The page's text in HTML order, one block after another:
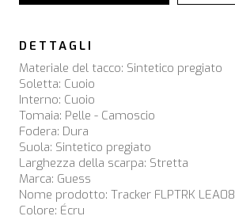
DETTAGLI
Materiale del tacco: Sintetico pregiato
Soletta: Cuoio
Interno: Cuoio
Tomaia: Pelle - Camoscio
Fodera: Dura
Suola: Sintetico pregiato
Larghezza della scarpa: Stretta
Marca: Guess
Nome prodotto: Tracker FLPTRK LEA08
Colore: Écru